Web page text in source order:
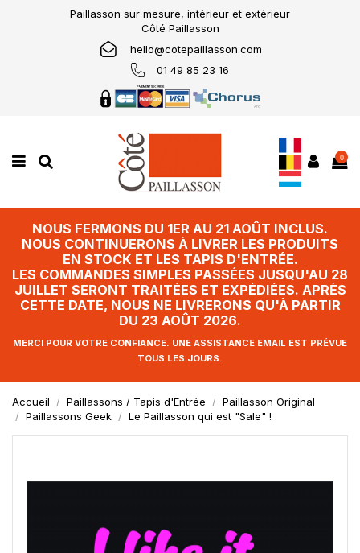
Paillasson sur mesure, intérieur et extérieur
Côté Paillasson
hello@cotepaillasson.com
01 49 85 23 16
0
NOUS FERMONS DU 1ER AU 21 AOÛT INCLUS.
NOUS CONTINUERONS À LIVRER LES PRODUITS
EN STOCK ET LES TAPIS D'ENTRÉE.
LES COMMANDES SIMPLES PASSÉES JUSQU'AU 28
JUILLET SERONT TRAITÉES ET EXPÉDIÉES. APRÈS
CETTE DATE, NOUS NE LIVRERONS QU'À PARTIR
DU 23 AOÛT 2026.
MERCI POUR VOTRE CONFIANCE. UNE ASSISTANCE EMAIL EST PRÉVUE
TOUS LES JOURS.
Accueil Paillassons / Tapis d'Entrée
Paillasson Original
Paillassons Geek
Le Paillasson qui est "Sale" !